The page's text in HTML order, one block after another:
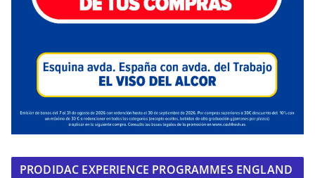
PRODIDAC EXPERIENCE PROGRAMMES ENGLAND